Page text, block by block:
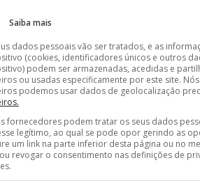
Saiba mais
dados pessoais vão ser tratados, e as
(cookies, identificadores únicos e outros
podem ser armazenadas, acedidas e
ou usadas especificamente por este site.
podemos usar dados de geolocalização
fornecedores podem tratar os seus dados
legítimo, ao qual se pode opor gerindo as
um link na parte inferior desta página ou no
revogar o consentimento nas definições de